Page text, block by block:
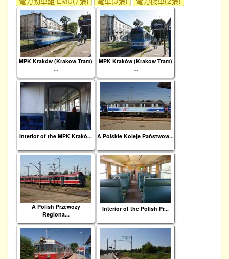
MPK Kraków (Krakow Tram)
...
MPK Kraków (Krakow Tram)
...
Interior of the MPK Krakó... A Polskie Koleje Państwow...
A Polish Przewozy
Regiona...
Interior of the Polish Pr...